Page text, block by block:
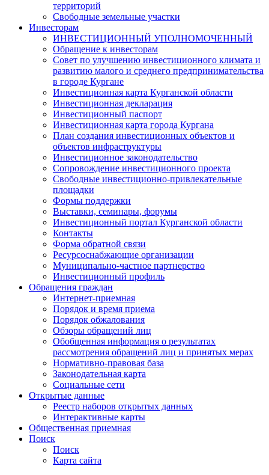
территорий
Свободные земельные участки
Инвесторам
ИНВЕСТИЦИОННЫЙ УПОЛНОМОЧЕННЫЙ
Обращение к инвесторам
Совет по улучшению инвестиционного климата и
развитию малого и среднего предпринимательства
в городе Кургане
Инвестиционная карта Курганской области
Инвестиционная декларация
Инвестиционный паспорт
Инвестиционная карта города Кургана
План создания инвестиционных объектов и
объектов инфраструктуры
Инвестиционное законодательство
Сопровождение инвестиционного проекта
Свободные инвестиционно-привлекательные
площадки
Формы поддержки
Выставки, семинары, форумы
Инвестиционный портал Курганской области
Контакты
Форма обратной связи
Ресурсоснабжающие организации
Муниципально-частное партнерство
Инвестиционный профиль
Обращения граждан
Интернет-приемная
Порядок и время приема
Порядок обжалования
Обзоры обращений лиц
Обобщенная информация о результатах
рассмотрения обращений лиц и принятых мерах
Нормативно-правовая база
Законодательная карта
Социальные сети
Открытые данные
Реестр наборов открытых данных
Интерактивные карты
Общественная приемная
Поиск
Поиск
Карта сайта